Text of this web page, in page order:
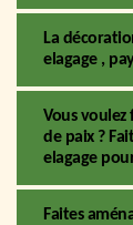
La
elagage ,
Vous
de paix ?
elagage
Faites